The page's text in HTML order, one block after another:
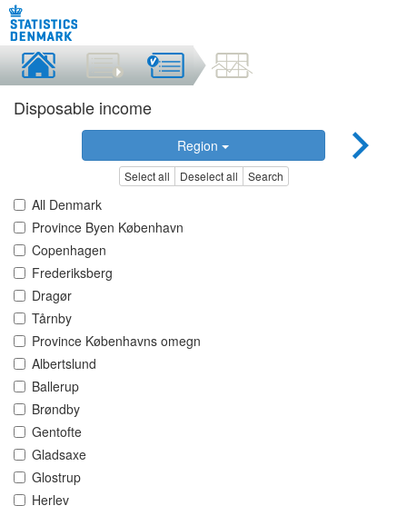
Disposable income
Region
Select all Deselect all Search
All Denmark
Province Byen København
Copenhagen
Frederiksberg
Dragør
Tårnby
Province Københavns omegn
Albertslund
Ballerup
Brøndby
Gentofte
Gladsaxe
Glostrup
Herlev